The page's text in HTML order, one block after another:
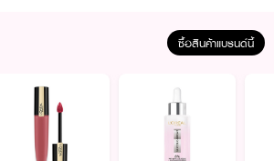
คู่กับผลิตภัณฑ์ในกลุ่ม ลอรีอัล ปารีส ไกลโคลิค กลอส
ซื้อสินค้าแบรนด์นี้